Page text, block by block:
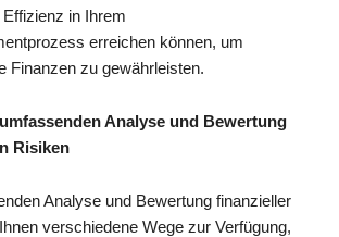
in Ihrem
erreichen können, um
Finanzen zu gewährleisten.
Analyse und Bewertung
Risiken
Analyse und Bewertung finanzieller
verschiedene Wege zur Verfügung,